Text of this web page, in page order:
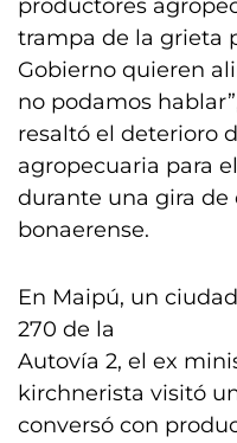
productores
trampa de la grieta
Gobierno quieren
no podamos
resaltó el deterioro
agropecuaria para
durante una gira
bonaerense.
En Maipú, un
270 de la
Autovía 2, el ex
kirchnerista visitó
conversó con